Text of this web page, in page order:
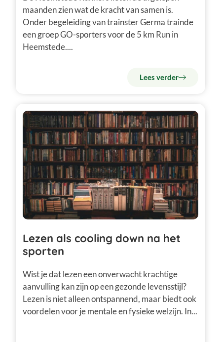
maanden zien wat de kracht van samen is.
Onder begeleiding van trainster Germa trainde
een groep GO-sporters voor de 5 km Run in
Heemstede....
Lees verder
Lezen als cooling down na het
sporten
Wist je dat lezen een onverwacht krachtige
aanvulling kan zijn op een gezonde levensstijl?
Lezen is niet alleen ontspannend, maar biedt ook
voordelen voor je mentale en fysieke welzijn. In...